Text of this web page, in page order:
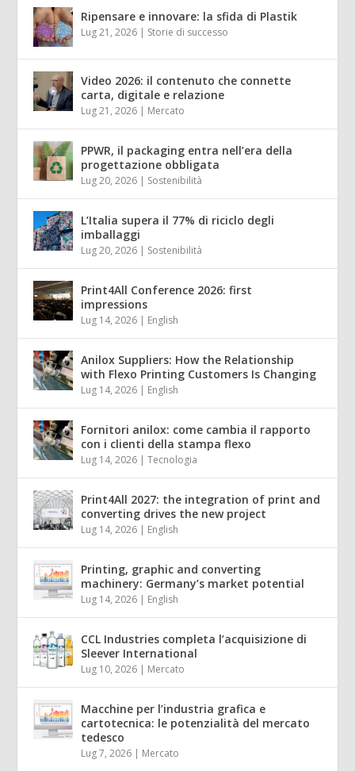
Ripensare e innovare: la sfida di Plastik
Lug 21, 2026 | Storie di successo
Video 2026: il contenuto che connette
carta, digitale e relazione
Lug 21, 2026 | Mercato
PPWR, il packaging entra nell’era della
progettazione obbligata
Lug 20, 2026 | Sostenibilità
L’Italia supera il 77% di riciclo degli
imballaggi
Lug 20, 2026 | Sostenibilità
Print4All Conference 2026: first
impressions
Lug 14, 2026 | English
Anilox Suppliers: How the Relationship
with Flexo Printing Customers Is Changing
Lug 14, 2026 | English
Fornitori anilox: come cambia il rapporto
con i clienti della stampa flexo
Lug 14, 2026 |Tecnologia
Print4All 2027: the integration of print and
converting drives the new project
Lug 14, 2026 | English
Printing, graphic and converting
machinery: Germany’s market potential
Lug 14, 2026 | English
CCL Industries completa l’acquisizione di
Sleever International
Lug 10, 2026 | Mercato
Macchine per l’industria grafica e
cartotecnica: le potenzialità del mercato
tedesco
Lug 7, 2026 | Mercato